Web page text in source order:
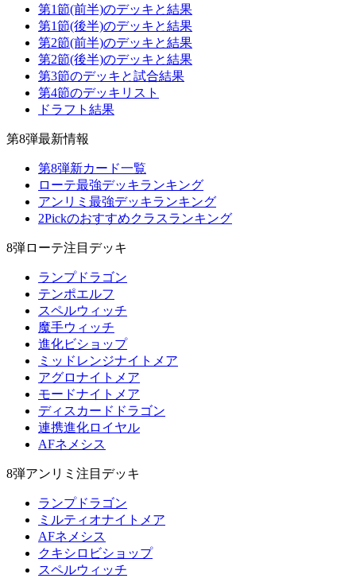
第1節(前半)のデッキと結果
第1節(後半)のデッキと結果
第2節(前半)のデッキと結果
第2節(後半)のデッキと結果
第3節のデッキと試合結果
第4節のデッキリスト
ドラフト結果
第8弾最新情報
第8弾新カード一覧
ローテ最強デッキランキング
アンリミ最強デッキランキング
2Pickのおすすめクラスランキング
8弾ローテ注目デッキ
ランプドラゴン
テンポエルフ
スペルウィッチ
魔手ウィッチ
進化ビショップ
ミッドレンジナイトメア
アグロナイトメア
モードナイトメア
ディスカードドラゴン
連携進化ロイヤル
AFネメシス
8弾アンリミ注目デッキ
ランプドラゴン
ミルティオナイトメア
AFネメシス
クキシロビショップ
スペルウィッチ